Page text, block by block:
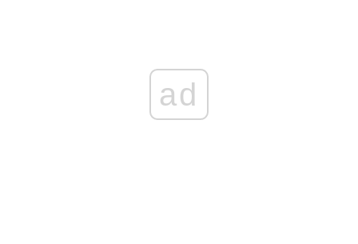
© 2025. All Rights Reserved. ByKoein
ad